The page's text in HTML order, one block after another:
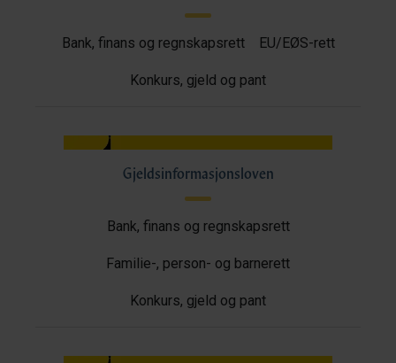
Bank, finans og regnskapsrett EU/EØS-rett
Konkurs, gjeld og pant
Gjeldsinformasjonsloven
Bank, finans og regnskapsrett
Familie-, person- og barnerett
Konkurs, gjeld og pant